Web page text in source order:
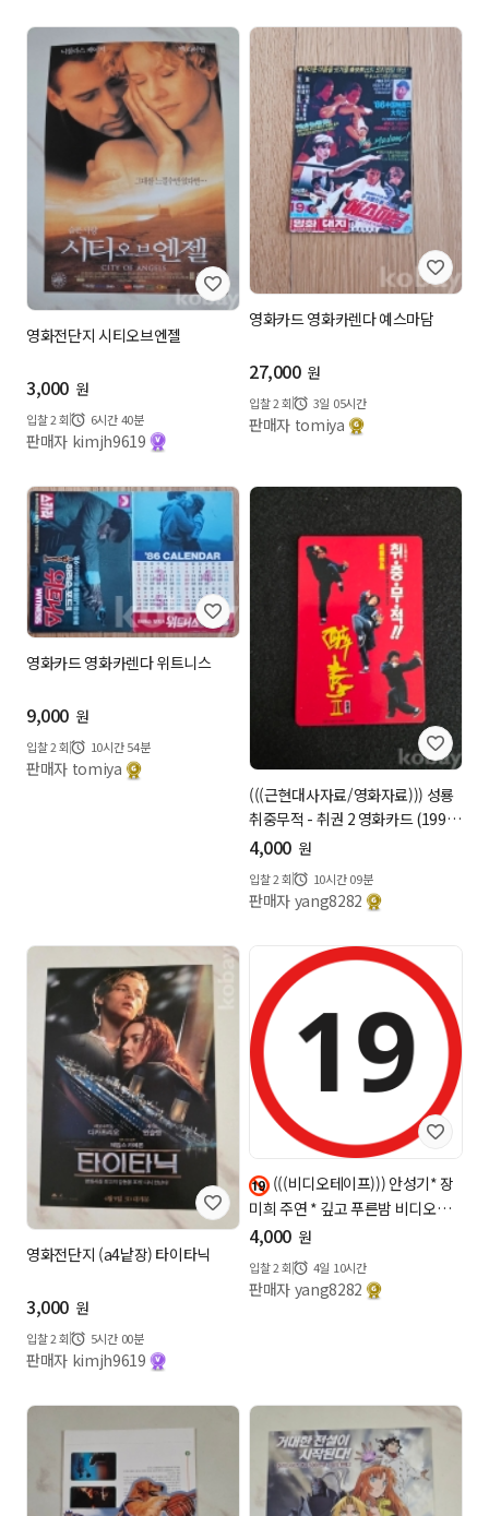
영화전단지 시티오브엔젤
3,000 원
입찰2회 6시간 40분
판매자 kimjh9619
영화카드 영화카렌다 예스마담
27,000 원
입찰2회 3일 05시간
판매자 tomiya
영화카드 영화카렌다 위트니스
9,000 원
입찰2회 10시간 54분
판매자 tomiya
(((근현대사자료/영화자료))) 성룡
취중무적 - 취권 2 영화카드 (199
4...
4,000 원
입찰2회 10시간 09분
판매자 yang8282
영화전단지 (a4낱장) 타이타닉
3,000 원
입찰2회 5시간 00분
판매자 kimjh9619
미희 주연 * 깊고 푸른밤 비디오테
이프...
4,000 원
입찰2회 4일 10시간
판매자 yang8282